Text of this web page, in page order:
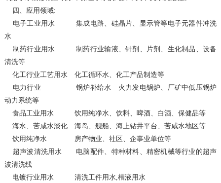
四、应用领域:
电子工业用水 集成电路、硅晶片、显示管等电子元器件冲洗
水
制药行业用水 制药行业输液、针剂、片剂、生化制品、设备
清洗等
化工行业工艺用水 化工循环水、化工产品制造等
电力行业 锅炉补给水 火力发电锅炉、厂矿中低压锅炉
动力系统等
食品工业用水 饮用纯净水、饮料、啤酒、白酒、保健品等
海水、苦咸水淡化 海岛、舰船、海上钻井平台、苦咸水地区等
饮用纯净水 房产物业、社区、企事业单位等
超声波清洗用水 电脑配件、特种材料、精密机械等行业的超声
波清洗线
电镀行业用水 清洗工件用水,槽液用水